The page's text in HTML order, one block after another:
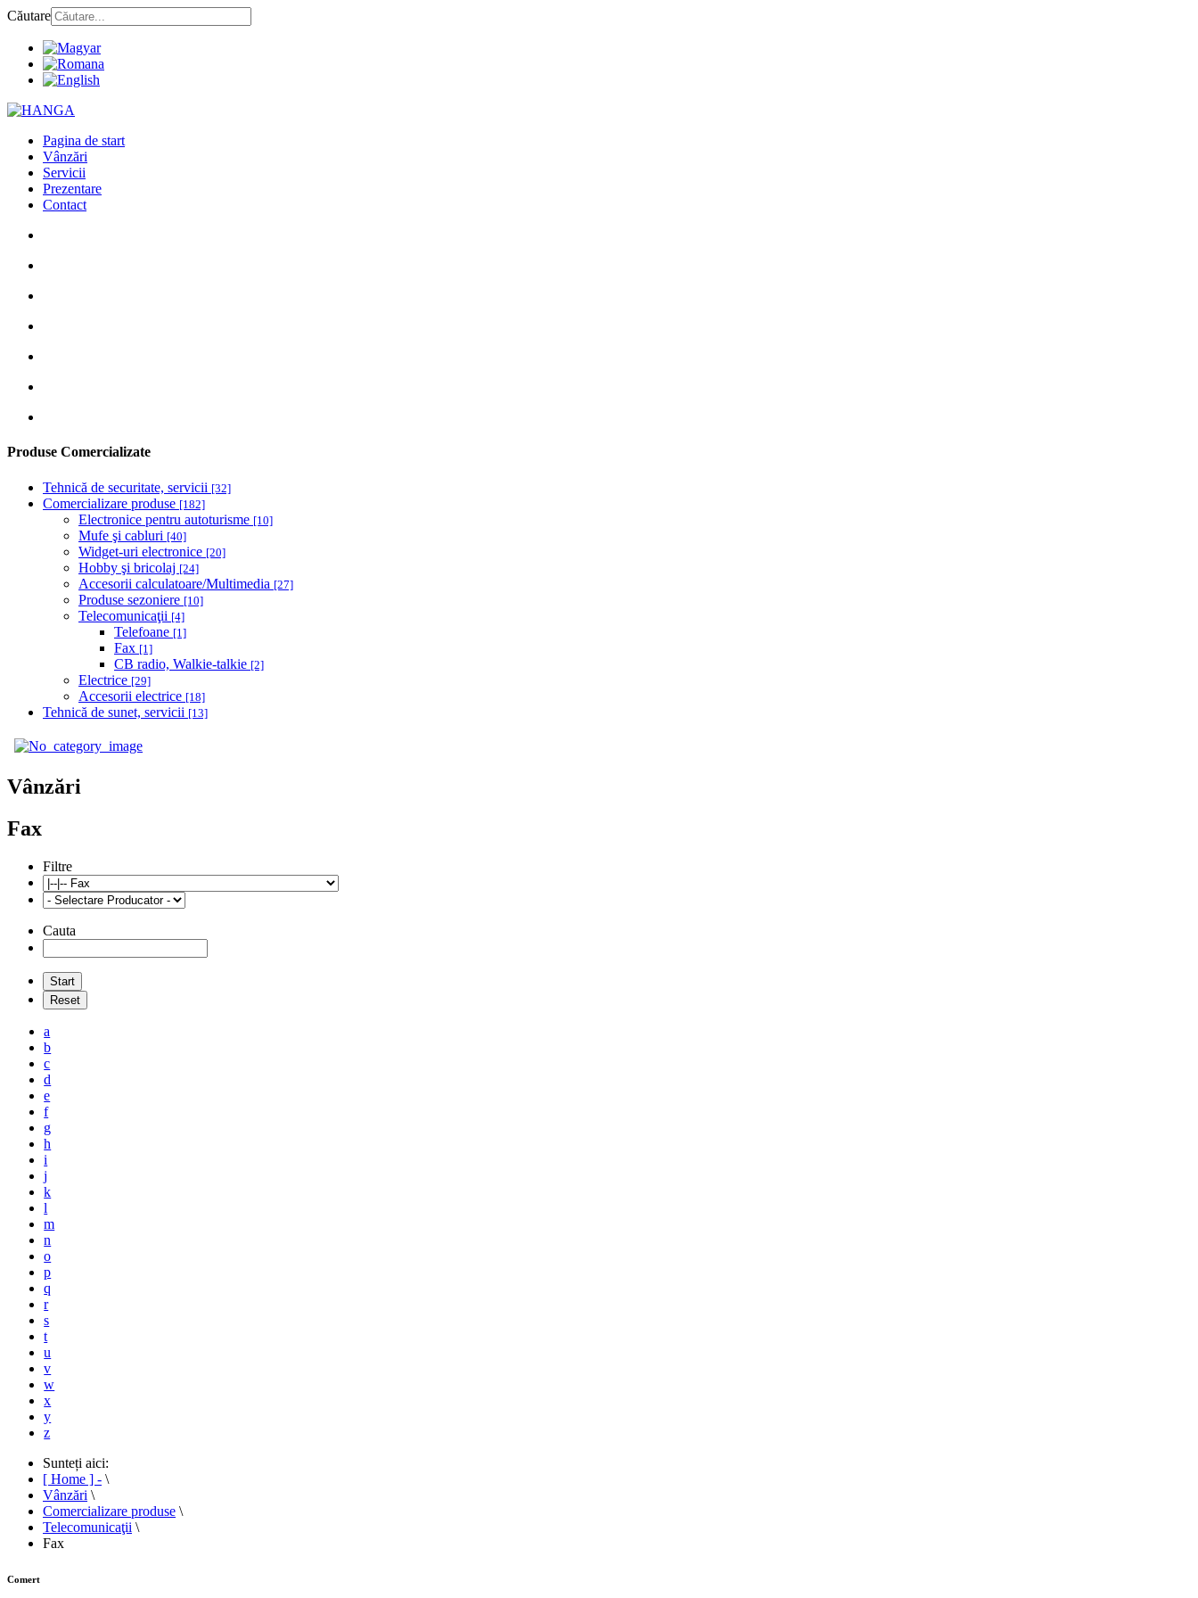
Căutare
Pagina de start
Vânzări
Servicii
Prezentare
Contact
Produse Comercializate
Tehnică de securitate, servicii [32]
Comercializare produse [182]
Electronice pentru autoturisme [10]
Mufe şi cabluri [40]
Widget-uri electronice [20]
Hobby şi bricolaj [24]
Accesorii calculatoare/Multimedia [27]
Produse sezoniere [10]
Telecomunicaţii [4]
Telefoane [1]
Fax [1]
CB radio, Walkie-talkie [2]
Electrice [29]
Accesorii electrice [18]
Tehnică de sunet, servicii [13]
Vânzări
Fax
Filtre
Cauta
a
b
c
d
e
f
g
h
i
j
k
l
m
n
o
p
q
r
s
t
u
v
w
x
y
z
Sunteți aici:
[ Home ] - \
Vânzări \
Comercializare produse \
Telecomunicaţii \
Fax
Comert